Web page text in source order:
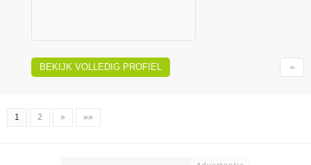
BEKIJK VOLLEDIG PROFIEL
1 2 » »»